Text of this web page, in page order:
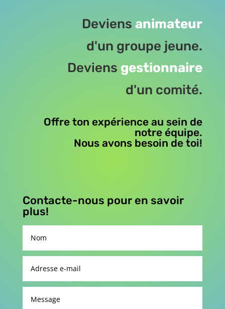
Deviensanimateur
d'un groupe jeune.
Deviens gestionnaire
d'un comité.
Offre ton expérience au sein de
notre équipe.
Nous avons besoin de toi!
Contacte-nous pour en savoir
plus!